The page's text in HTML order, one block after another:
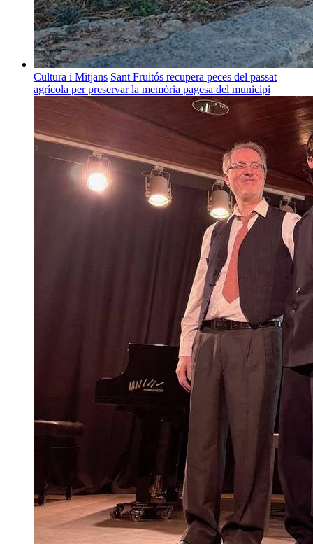
Cultura i Mitjans Sant Fruitós recupera peces del passat
agrícola per preservar la memòria pagesa del municipi